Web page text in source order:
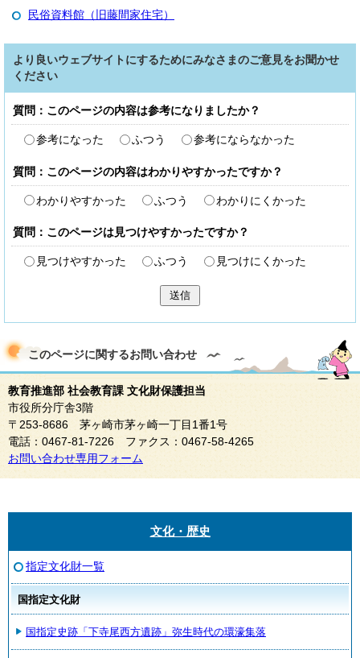
民俗資料館（旧藤間家住宅）
より良いウェブサイトにするためにみなさまのご意見をお聞かせ
ください
質問：このページの内容は参考になりましたか？
参考になった ふつう 参考にならなかった
質問：このページの内容はわかりやすかったですか？
わかりやすかった ふつう わかりにくかった
質問：このページは見つけやすかったですか？
見つけやすかった ふつう 見つけにくかった
送信
このページに関するお問い合わせ
教育推進部 社会教育課 文化財保護担当
市役所分庁舎3階
〒253-8686 茅ヶ崎市茅ヶ崎一丁目1番1号
電話：0467-81-7226 ファクス：0467-58-4265
お問い合わせ専用フォーム
文化・歴史
指定文化財一覧
国指定文化財
国指定史跡「下寺尾西方遺跡」弥生時代の環濠集落